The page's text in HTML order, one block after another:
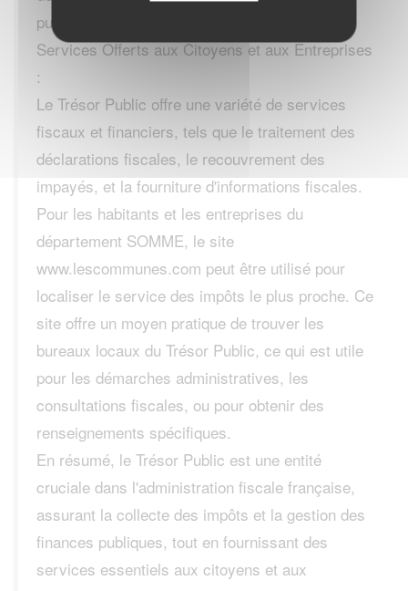
publique.
Services Offerts aux Citoyens et aux Entreprises
:
Le Trésor Public offre une variété de services
fiscaux et financiers, tels que le traitement des
déclarations fiscales, le recouvrement des
impayés, et la fourniture d'informations fiscales.
Pour les habitants et les entreprises du
département SOMME, le site
www.lescommunes.com peut être utilisé pour
localiser le service des impôts le plus proche. Ce
site offre un moyen pratique de trouver les
bureaux locaux du Trésor Public, ce qui est utile
pour les démarches administratives, les
consultations fiscales, ou pour obtenir des
renseignements spécifiques.
En résumé, le Trésor Public est une entité
cruciale dans l'administration fiscale française,
assurant la collecte des impôts et la gestion des
finances publiques, tout en fournissant des
services essentiels aux citoyens et aux